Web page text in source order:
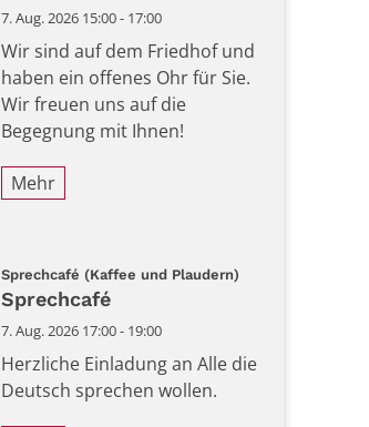
7. Aug. 2026 15:00 - 17:00
Wir sind auf dem Friedhof und
haben ein offenes Ohr für Sie.
Wir freuen uns auf die
Begegnung mit Ihnen!
Mehr
Sprechcafé (Kaffee und Plaudern)
Sprechcafé
7. Aug. 2026 17:00 - 19:00
Herzliche Einladung an Alle die
Deutsch sprechen wollen.